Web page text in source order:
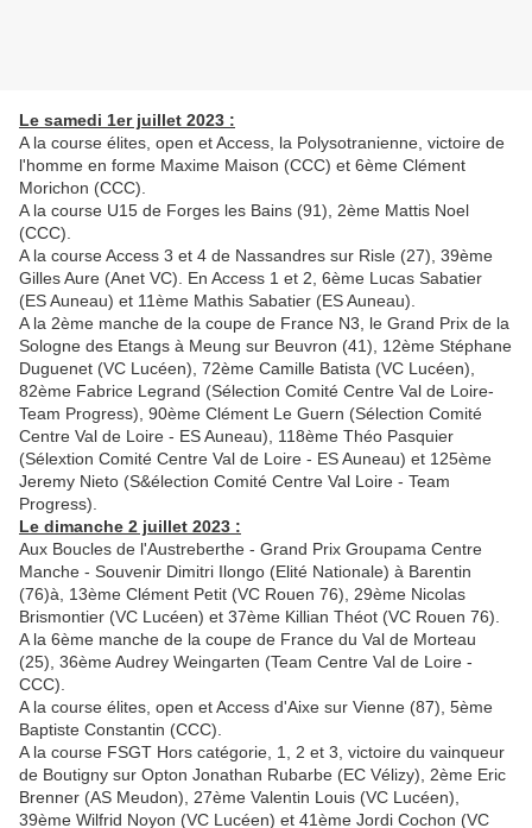
Le samedi 1er juillet 2023 :
A la course élites, open et Access, la Polysotranienne, victoire de
l'homme en forme Maxime Maison (CCC) et 6ème Clément
Morichon (CCC).
A la course U15 de Forges les Bains (91), 2ème Mattis Noel
(CCC).
A la course Access 3 et 4 de Nassandres sur Risle (27), 39ème
Gilles Aure (Anet VC). En Access 1 et 2, 6ème Lucas Sabatier
(ES Auneau) et 11ème Mathis Sabatier (ES Auneau).
A la 2ème manche de la coupe de France N3, le Grand Prix de la
Sologne des Etangs à Meung sur Beuvron (41), 12ème Stéphane
Duguenet (VC Lucéen), 72ème Camille Batista (VC Lucéen),
82ème Fabrice Legrand (Sélection Comité Centre Val de Loire-
Team Progress), 90ème Clément Le Guern (Sélection Comité
Centre Val de Loire - ES Auneau), 118ème Théo Pasquier
(Sélextion Comité Centre Val de Loire - ES Auneau) et 125ème
Jeremy Nieto (S&élection Comité Centre Val Loire - Team
Progress).
Le dimanche 2 juillet 2023 :
Aux Boucles de l'Austreberthe - Grand Prix Groupama Centre
Manche - Souvenir Dimitri Ilongo (Elité Nationale) à Barentin
(76)à, 13ème Clément Petit (VC Rouen 76), 29ème Nicolas
Brismontier (VC Lucéen) et 37ème Killian Théot (VC Rouen 76).
A la 6ème manche de la coupe de France du Val de Morteau
(25), 36ème Audrey Weingarten (Team Centre Val de Loire -
CCC).
A la course élites, open et Access d'Aixe sur Vienne (87), 5ème
Baptiste Constantin (CCC).
A la course FSGT Hors catégorie, 1, 2 et 3, victoire du vainqueur
de Boutigny sur Opton Jonathan Rubarbe (EC Vélizy), 2ème Eric
Brenner (AS Meudon), 27ème Valentin Louis (VC Lucéen),
39ème Wilfrid Noyon (VC Lucéen) et 41ème Jordi Cochon (VC